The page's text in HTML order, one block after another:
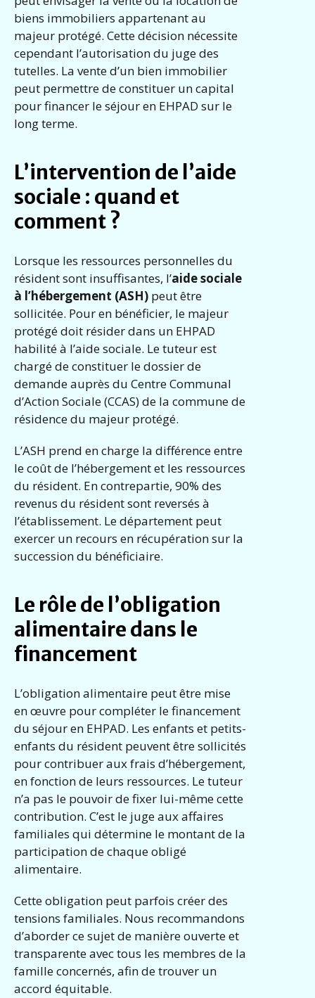
biens immobiliers appartenant au
majeur protégé. Cette décision nécessite
cependant l’autorisation du juge des
tutelles. La vente d’un bien immobilier
peut permettre de constituer un capital
pour financer le séjour en EHPAD sur le
long terme.
L’intervention de l’aide
sociale : quand et
comment ?
Lorsque les ressources personnelles du
résident sont insuffisantes, l’aide sociale
à l’hébergement (ASH) peut être
sollicitée. Pour en bénéficier, le majeur
protégé doit résider dans un EHPAD
habilité à l’aide sociale. Le tuteur est
chargé de constituer le dossier de
demande auprès du Centre Communal
d’Action Sociale (CCAS) de la commune de
résidence du majeur protégé.
L’ASH prend en charge la différence entre
le coût de l’hébergement et les ressources
du résident. En contrepartie, 90% des
revenus du résident sont reversés à
l’établissement. Le département peut
exercer un recours en récupération sur la
succession du bénéficiaire.
Le rôle de l’obligation
alimentaire dans le
financement
L’obligation alimentaire peut être mise
en œuvre pour compléter le financement
du séjour en EHPAD. Les enfants et petits-
enfants du résident peuvent être sollicités
pour contribuer aux frais d’hébergement,
en fonction de leurs ressources. Le tuteur
n’a pas le pouvoir de fixer lui-même cette
contribution. C’est le juge aux affaires
familiales qui détermine le montant de la
participation de chaque obligé
alimentaire.
Cette obligation peut parfois créer des
tensions familiales. Nous recommandons
d’aborder ce sujet de manière ouverte et
transparente avec tous les membres de la
famille concernés, afin de trouver un
accord équitable.